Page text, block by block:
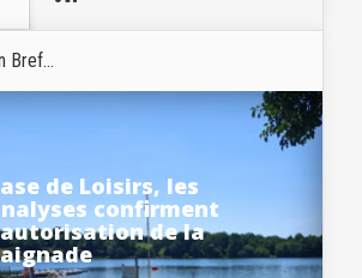
Bref...
de Loisirs, les
confirment
de la